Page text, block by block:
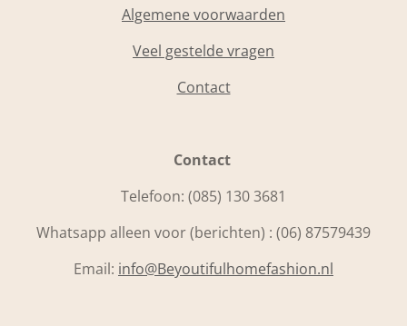
Algemene voorwaarden
Veel gestelde vragen
Contact
Contact
Telefoon: (085) 130 3681
Whatsapp alleen voor (berichten) : (06) 87579439
Email: info@Beyoutifulhomefashion.nl